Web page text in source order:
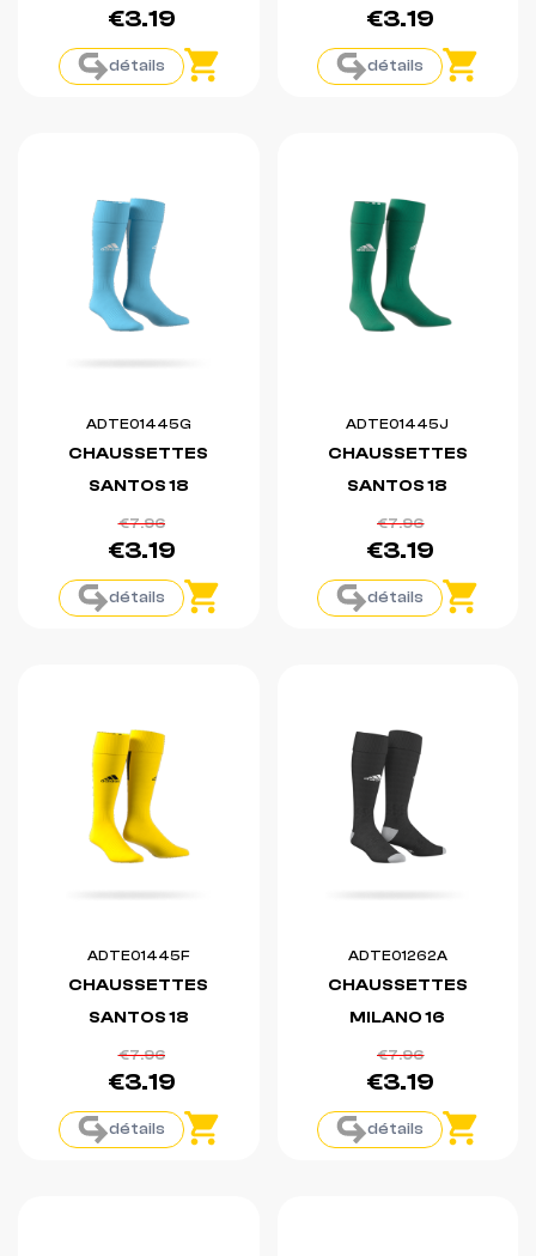
€3.19
détails
€3.19
détails
ADTE01445G
CHAUSSETTES
SANTOS 18
€7.96
€3.19
détails
ADTE01445J
CHAUSSETTES
SANTOS 18
€7.96
€3.19
détails
ADTE01445F
CHAUSSETTES
SANTOS 18
€7.96
€3.19
détails
ADTE01262A
CHAUSSETTES
MILANO 16
€7.96
€3.19
détails